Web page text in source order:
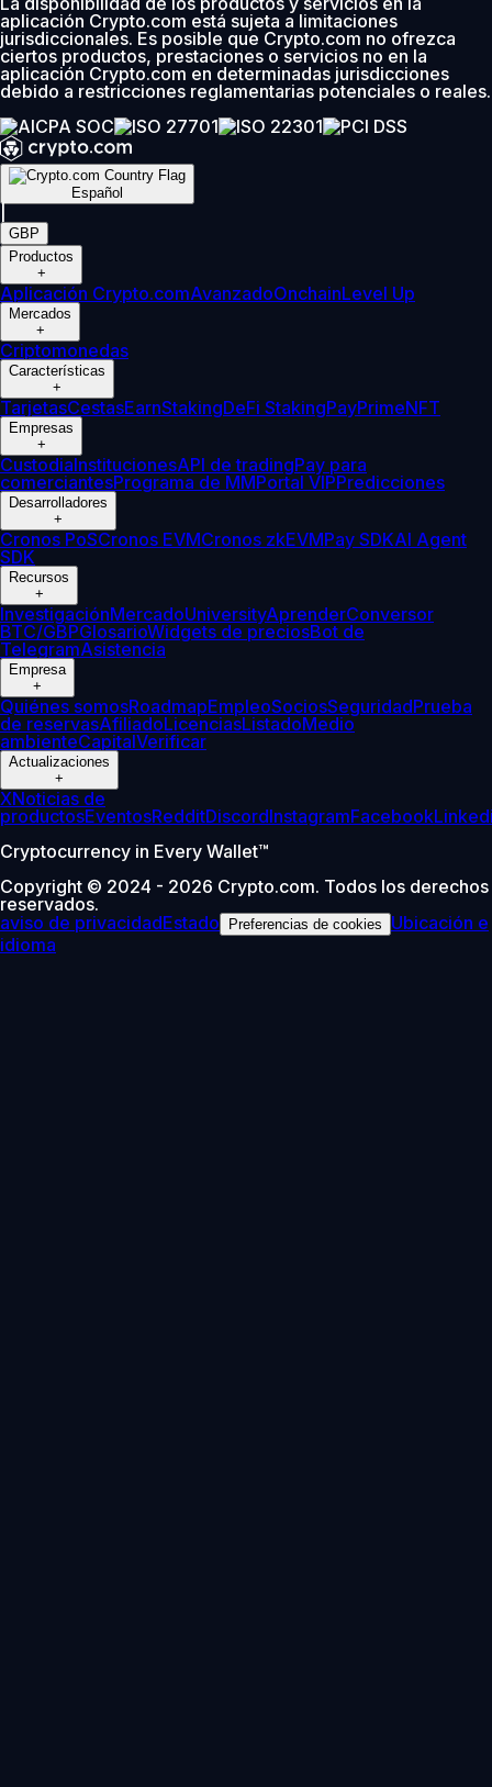
aplicación Crypto.com está sujeta a limitaciones
jurisdiccionales. Es posible que Crypto.com no ofrezca
ciertos productos, prestaciones o servicios no en la
aplicación Crypto.com en determinadas jurisdicciones
debido a restricciones reglamentarias potenciales o reales.
Español
GBP
Productos
+
Aplicación Crypto.comAvanzadoOnchainLevel Up
Mercados
+
Criptomonedas
Características
+
TarjetasCestasEarnStakingDeFi StakingPayPrimeNFT
Empresas
+
CustodiaInstitucionesAPI de tradingPay para
comerciantesPrograma de MMPortal VIPPredicciones
Desarrolladores
+
Cronos PoSCronos EVMCronos zkEVMPay SDKAI Agent
SDK
Recursos
+
InvestigaciónMercadoUniversityAprenderConversor
BTC/GBPGlosarioWidgets de preciosBot de
TelegramAsistencia
Empresa
+
Quiénes somosRoadmapEmpleoSociosSeguridadPrueba
de reservasAfiliadoLicenciasListadoMedio
ambienteCapitalVerificar
Actualizaciones
+
XNoticias de
productosEventosRedditDiscordInstagramFacebook
Cryptocurrency in Every Wallet™
Copyright © 2024 - 2026 Crypto.com. Todos los derechos
reservados.
aviso de privacidadEstado Preferencias de cookies
Ubicación e
idioma